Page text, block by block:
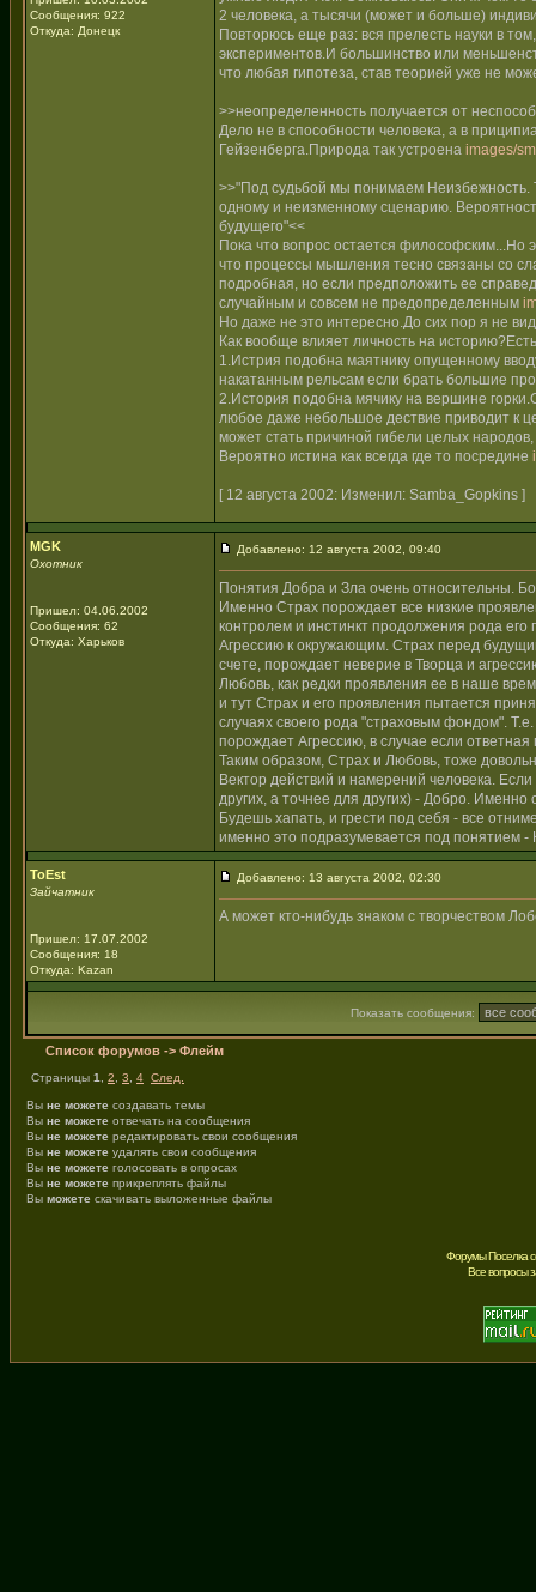
Сообщения: 922
Откуда: Донецк
2 человека, а тысячи (может и больше)
Повторюсь еще раз: вся прелесть науки в
экспериментов.И большинство или
что любая гипотеза, став теорией уже не
>>неопределенность получается от
Дело не в способности человека, а в
Гейзенберга.Природа так устроена images/
>>"Под судьбой мы понимаем Неизбежность.
одному и неизменному сценарию.
будущего"<<
Пока что вопрос остается философским...Но
что процессы мышления тесно связаны со
подробная, но если предположить ее
случайным и совсем не предопределенным
Но даже не это интересно.До сих пор я не
Как вообще влияет личность на
1.Истрия подобна маятнику опущенному
накатанным рельсам если брать большие
2.История подобна мячику на вершине
любое даже небольшое дествие приводит к
может стать причиной гибели целых
Вероятно истина как всегда где то посредине
[ 12 августа 2002: Изменил: Samba_Gopkins ]
MGK
Охотник
Пришел: 04.06.2002
Сообщения: 62
Откуда: Харьков
Добавлено: 12 августа 2002, 09:40
Понятия Добра и Зла очень относительны.
Именно Страх порождает все низкие
контролем и инстинкт продолжения рода
Агрессию к окружающим. Страх перед
счете, порождает неверие в Творца и
Любовь, как редки проявления ее в наше
и тут Страх и его проявления пытается
случаях своего рода "страховым фондом".
порождает Агрессию, в случае если
Таким образом, Страх и Любовь, тоже
Вектор действий и намерений человека.
других, а точнее для других) - Добро.
Будешь хапать, и грести под себя - все
именно это подразумевается под понятием -
ToEst
Зайчатник
Пришел: 17.07.2002
Сообщения: 18
Откуда: Kazan
Добавлено: 13 августа 2002, 02:30
А может кто-нибудь знаком с творчеством
Показать сообщения:
Список форумов -> Флейм
Страницы 1 2 3 4 След.
Вы не можете создавать темы
Вы не можете отвечать на сообщения
Вы не можете редактировать свои сообщения
Вы не можете удалять свои сообщения
Вы не можете голосовать в опросах
Вы не можете прикреплять файлы
Вы можете скачивать выложенные файлы
Форумы Поселка
Все вопросы